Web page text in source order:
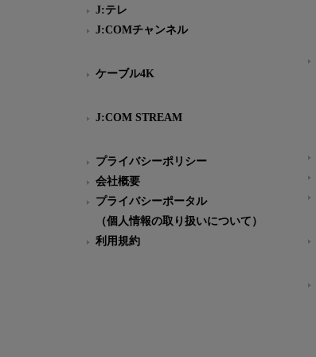
J:テレ
J:COMチャンネル
ケーブル4K
J:COM STREAM
プライバシーポリシー
会社概要
プライバシーポータル
（個人情報の取り扱いについて）
利用規約